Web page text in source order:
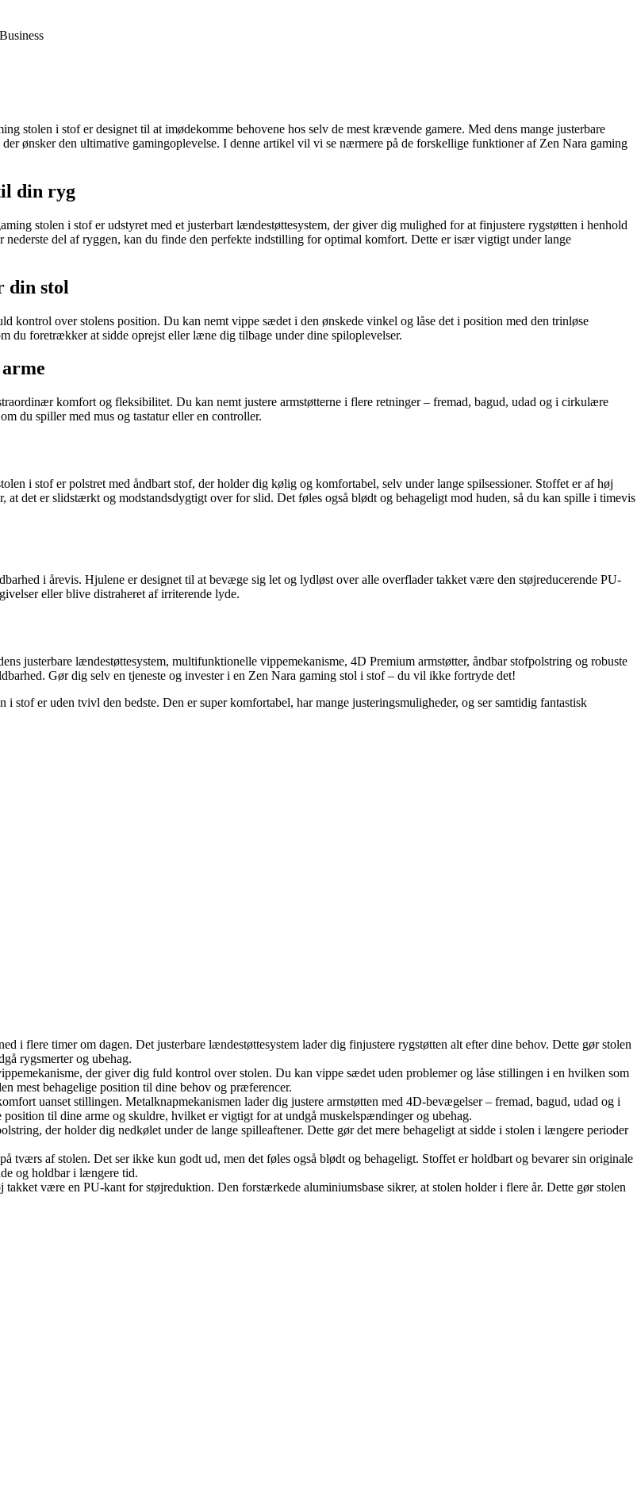
Business
stolen i stof er designet til at imødekomme behovene hos selv de mest krævende gamere. Med dens mange justerbare
ønsker den ultimative gamingoplevelse. I denne artikel vil vi se nærmere på de forskellige funktioner af Zen Nara gaming
din ryg
stolen i stof er udstyret med et justerbart lændestøttesystem, der giver dig mulighed for at finjustere rygstøtten i henhold
del af ryggen, kan du finde den perfekte indstilling for optimal komfort. Dette er især vigtigt under lange
din stol
kontrol over stolens position. Du kan nemt vippe sædet i den ønskede vinkel og låse det i position med den trinløse
du foretrækker at sidde oprejst eller læne dig tilbage under dine spiloplevelser.
komfort og fleksibilitet. Du kan nemt justere armstøtterne i flere retninger – fremad, bagud, udad og i cirkulære
du spiller med mus og tastatur eller en controller.
i stof er polstret med åndbart stof, der holder dig kølig og komfortabel, selv under lange spilsessioner. Stoffet er af høj
det er slidstærkt og modstandsdygtigt over for slid. Det føles også blødt og behageligt mod huden, så du kan spille i timevis
i årevis. Hjulene er designet til at bevæge sig let og lydløst over alle overflader takket være den støjreducerende PU-
eller blive distraheret af irriterende lyde.
justerbare lændestøttesystem, multifunktionelle vippemekanisme, 4D Premium armstøtter, åndbar stofpolstring og robuste
Gør dig selv en tjeneste og invester i en Zen Nara gaming stol i stof – du vil ikke fortryde det!
stof er uden tvivl den bedste. Den er super komfortabel, har mange justeringsmuligheder, og ser samtidig fantastisk
i flere timer om dagen. Det justerbare lændestøttesystem lader dig finjustere rygstøtten alt efter dine behov. Dette gør stolen
rygsmerter og ubehag.
der giver dig fuld kontrol over stolen. Du kan vippe sædet uden problemer og låse stillingen i en hvilken som
mest behagelige position til dine behov og præferencer.
uanset stillingen. Metalknapmekanismen lader dig justere armstøtten med 4D-bevægelser – fremad, bagud, udad og i
til dine arme og skuldre, hvilket er vigtigt for at undgå muskelspændinger og ubehag.
der holder dig nedkølet under de lange spilleaftener. Dette gør det mere behageligt at sidde i stolen i længere perioder
tværs af stolen. Det ser ikke kun godt ud, men det føles også blødt og behageligt. Stoffet er holdbart og bevarer sin originale
og holdbar i længere tid.
være en PU-kant for støjreduktion. Den forstærkede aluminiumsbase sikrer, at stolen holder i flere år. Dette gør stolen